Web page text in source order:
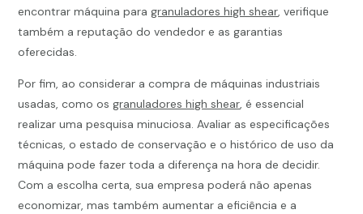
encontrar máquina paragranuladores high shear, verifique
também a reputação do vendedor e as garantias
oferecidas.
Por fim, ao considerar a compra de máquinas industriais
usadas, como osgranuladores high shear, é essencial
realizar uma pesquisa minuciosa. Avaliar as especificações
técnicas, o estado de conservação e o histórico de uso da
máquina pode fazer toda a diferença na hora de decidir.
Com a escolha certa, sua empresa poderá não apenas
economizar, mas também aumentar a eficiência e a